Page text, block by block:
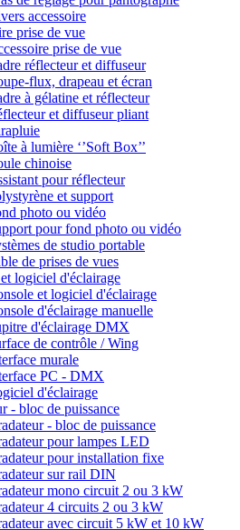
accessoire
prise de vue
prise de vue
réflecteur et diffuseur
flux, drapeau et écran
à gélatine et réflecteur
et diffuseur pliant
à lumière ‘’Soft Box’’
chinoise
pour réflecteur
et support
photo ou vidéo
pour fond photo ou vidéo
de studio portable
de prises de vues
logiciel d'éclairage
et logiciel d'éclairage
d'éclairage manuelle
d'éclairage DMX
de contrôle / Wing
murale
PC - DMX
d'éclairage
- bloc de puissance
- bloc de puissance
pour lampes LED
pour installation fixe
sur rail DIN
mono circuit 2 ou 3 kW
4 circuits 2 ou 3 kW
avec circuit 5 kW et 10 kW